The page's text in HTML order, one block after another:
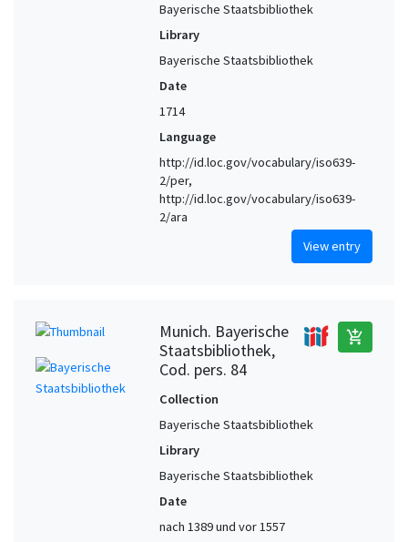
Bayerische Staatsbibliothek
Library
Bayerische Staatsbibliothek
Date
1714
Language
http://id.loc.gov/vocabulary/iso639-
2/per,
http://id.loc.gov/vocabulary/iso639-
2/ara
View entry
Munich. Bayerische
Staatsbibliothek,
Cod. pers. 84
add_shopping_cart
Collection
Bayerische Staatsbibliothek
Library
Bayerische Staatsbibliothek
Date
nach 1389 und vor 1557